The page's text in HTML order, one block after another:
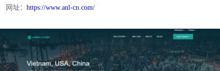
网址： https://www.anl-cn.com/